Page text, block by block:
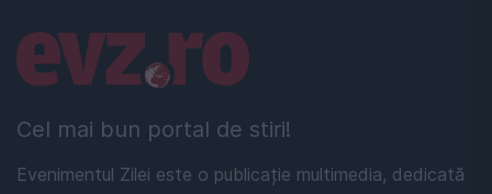
Cel mai bun portal de stiri!
Evenimentul Zilei este o publicație multimedia, dedicată
Linkuri utile